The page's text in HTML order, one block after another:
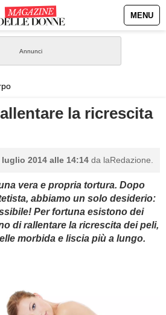
MENU
la ricrescita
luglio 2014 alle 14:14 da laRedazione.
vera e propria tortura. Dopo
abbiamo un solo desiderio:
Per fortuna esistono dei
di rallentare la ricrescita dei peli,
morbida e liscia più a lungo.